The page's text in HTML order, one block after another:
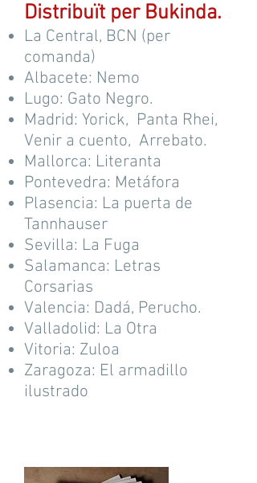
Distribuït per Bukinda.
La Central, BCN (per
comanda)
Albacete: Nemo
Lugo: Gato Negro.
Madrid: Yorick, Panta Rhei,
Venir a cuento, Arrebato.
Mallorca: Literanta
Pontevedra: Metáfora
Plasencia: La puerta de
Tannhauser
Sevilla: La Fuga
Salamanca: Letras
Corsarias
Valencia: Dadá, Perucho.
Valladolid: La Otra
Vitoria: Zuloa
Zaragoza: El armadillo
ilustrado